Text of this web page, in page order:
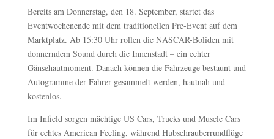
Bereits am Donnerstag, den 18. September, startet das
Eventwochenende mit dem traditionellen Pre-Event auf dem
Marktplatz. Ab 15:30 Uhr rollen die NASCAR-Boliden mit
donnerndem Sound durch die Innenstadt – ein echter
Gänsehautmoment. Danach können die Fahrzeuge bestaunt und
Autogramme der Fahrer gesammelt werden, hautnah und
kostenlos.
Im Infield sorgen mächtige US Cars, Trucks und Muscle Cars
für echtes American Feeling, während Hubschrauberrundflüge